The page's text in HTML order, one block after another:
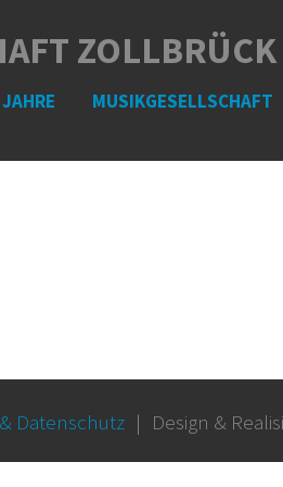
ZOLLBRÜCK
MUSIKGESELLSCHAFT
Datenschutz | Design &